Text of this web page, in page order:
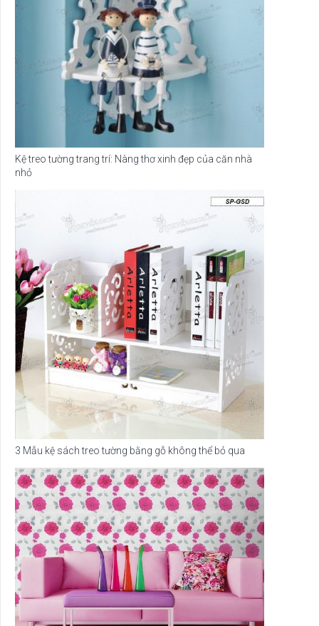
Kệ treo tường trang trí: Nàng thơ xinh đẹp của căn nhà
nhỏ
3 Mẫu kệ sách treo tường bằng gỗ không thể bỏ qua